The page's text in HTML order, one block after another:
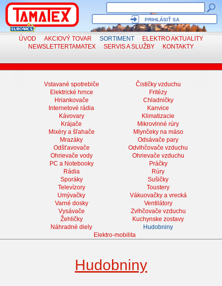
PRIHLÁSIŤ SA
ÚVOD AKCIOVÝ TOVAR SORTIMENT ELEKTROAKTUALITY
NEWSLETTERTAMATEX SERVISA SLUŽBY KONTAKTY
Vstavané spotrebiče
Čističky vzduchu
Elektrické hrnce
Fritézy
Hriankovače
Chladničky
Internetové rádia
Kanvice
Kávovary
Klimatizacie
Krájače
Mikrovlnné rúry
Mixéry a šľahače
Mlynčeky na mäso
Mrazáky
Odsávače pary
Odšťavovače
Odvlhčovače vzduchu
Ohrievače vody
Ohrievače vzduchu
PC a Notebooky
Práčky
Rádia
Rúry
Sporáky
Sušičky
Televízory
Toustery
Umývačky
Vákuovačky a vrecká
Varné dosky
Ventilátory
Vysávače
Zvlhčovače vzduchu
Žehličky
Kuchynske zostavy
Náhradné diely
Hudobniny
Elektro-mobilita
Hudobniny